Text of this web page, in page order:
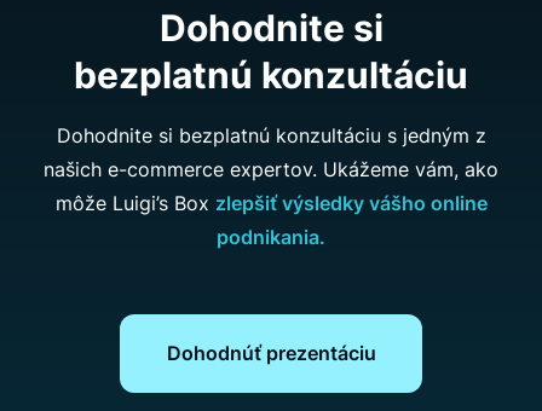
Dohodnite si
bezplatnú konzultáciu
Dohodnite si bezplatnú konzultáciu s jedným z
našich e-commerce expertov. Ukážeme vám, ako
môže Luigi’s Box zlepšiť výsledky vášho online
podnikania.
Dohodnúť prezentáciu